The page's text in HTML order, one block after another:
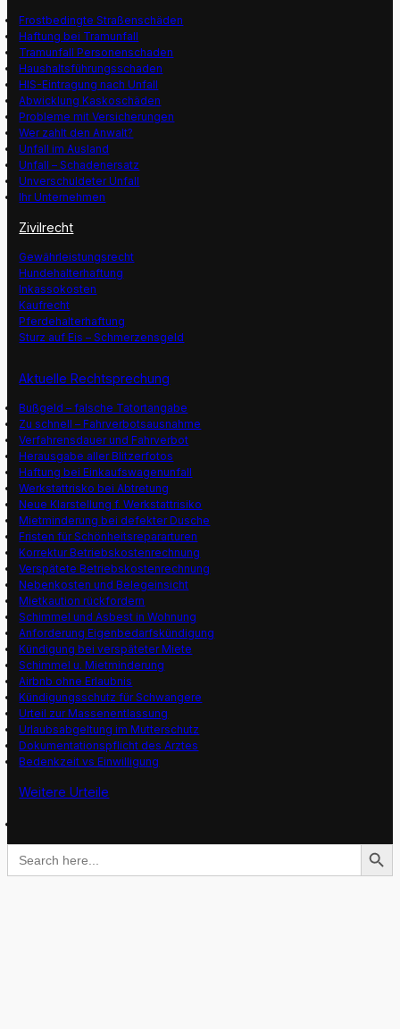
Frostbedingte Straßenschäden
Haftung bei Tramunfall
Tramunfall Personenschaden
Haushaltsführungsschaden
HIS-Eintragung nach Unfall
Abwicklung Kaskoschäden
Probleme mit Versicherungen
Wer zahlt den Anwalt?
Unfall im Ausland
Unfall – Schadenersatz
Unverschuldeter Unfall
Ihr Unternehmen
Zivilrecht
Gewährleistungsrecht
Hundehalterhaftung
Inkassokosten
Kaufrecht
Pferdehalterhaftung
Sturz auf Eis – Schmerzensgeld
Aktuelle Rechtsprechung
Bußgeld – falsche Tatortangabe
Zu schnell – Fahrverbotsausnahme
Verfahrensdauer und Fahrverbot
Herausgabe aller Blitzerfotos
Haftung bei Einkaufswagenunfall
Werkstattrisko bei Abtretung
Neue Klarstellung f. Werkstattrisiko
Mietminderung bei defekter Dusche
Fristen für Schönheitsrepararturen
Korrektur Betriebskostenrechnung
Verspätete Betriebskostenrechnung
Nebenkosten und Belegeinsicht
Mietkaution rückfordern
Schimmel und Asbest in Wohnung
Anforderung Eigenbedarfskündigung
Kündigung bei verspäteter Miete
Schimmel u. Mietminderung
Airbnb ohne Erlaubnis
Kündigungsschutz für Schwangere
Urteil zur Massenentlassung
Urlaubsabgeltung im Mutterschutz
Dokumentationspflicht des Arztes
Bedenkzeit vs Einwilligung
Weitere Urteile
Search
for:
Search Button